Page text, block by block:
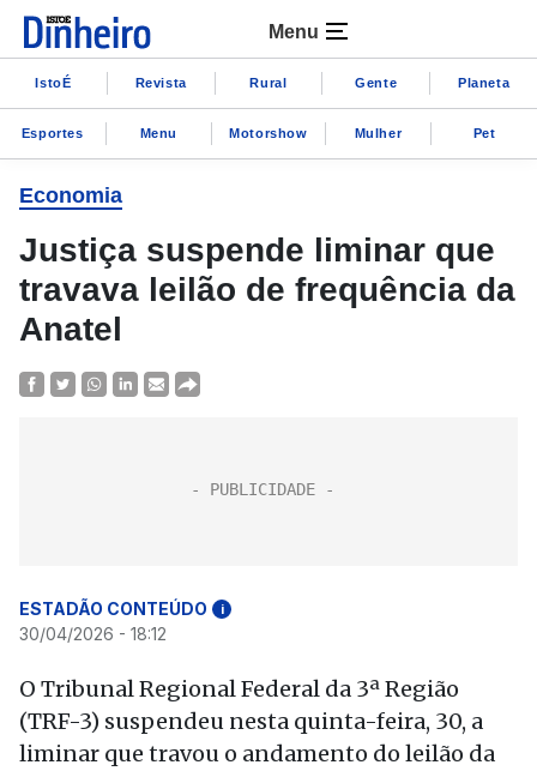
Menu
IstoÉ Revista Rural Gente Planeta
Esportes Menu Motorshow Mulher Pet
Economia
Justiça suspende liminar que
travava leilão de frequência da
Anatel
ESTADÃO CONTEÚDO i
30/04/2026 - 18:12
O Tribunal Regional Federal da 3ª Região
(TRF-3) suspendeu nesta quinta-feira, 30, a
liminar que travou o andamento do leilão da